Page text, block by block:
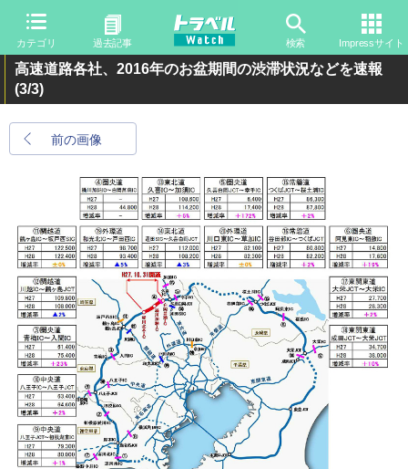
カテゴリ 過去記事 検索 Impressサイト
高速道路各社、2016年のお盆期間の渋滞状況などを速報
(3/3)
前の画像